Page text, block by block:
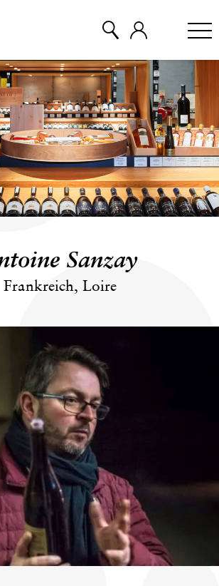
Sanzay
Frankreich, Loire